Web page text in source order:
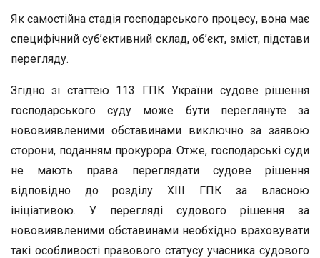
Як самостійна стадія господарського процесу, вона має
специфічний суб’єктивний склад, об’єкт, зміст, підстави
перегляду.
Згідно зі статтею 113 ГПК України судове рішення
господарського суду може бути переглянуте за
нововиявленими обставинами виключно за заявою
сторони, поданням прокурора. Отже, господарські суди
не мають права переглядати судове рішення
відповідно до розділу XIII ГПК за власною
ініціативою. У перегляді судового рішення за
нововиявленими обставинами необхідно враховувати
такі особливості правового статусу учасника судового